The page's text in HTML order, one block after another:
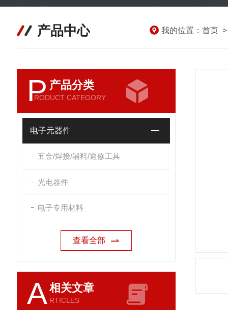
产品中心 我的位置： 首页
P 产品分类
RODUCT CATEGORY
电子元器件
五金/焊接/辅料/返修工具
光电器件
电子专用材料
查看全部
A相关文章
RTICLES